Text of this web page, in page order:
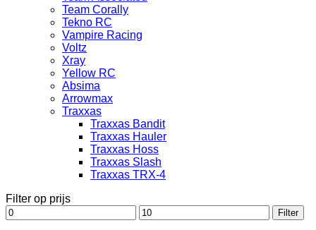
Team Corally
Tekno RC
Vampire Racing
Voltz
Xray
Yellow RC
Absima
Arrowmax
Traxxas
Traxxas Bandit
Traxxas Hauler
Traxxas Hoss
Traxxas Slash
Traxxas TRX-4
Filter op prijs
Min.
prijs
Max.
prijs
Filter